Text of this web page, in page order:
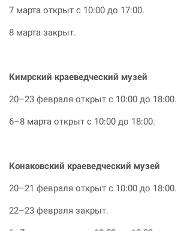
7 марта открыт с 10:00 до 17:00.
8 марта закрыт.
Кимрский краеведческий музей
20–23 февраля открыт с 10:00 до 18:00.
6–8 марта открыт с 10:00 до 18:00.
Конаковский краеведческий музей
20–21 февраля открыт с 10:00 до 18:00.
22–23 февраля закрыт.